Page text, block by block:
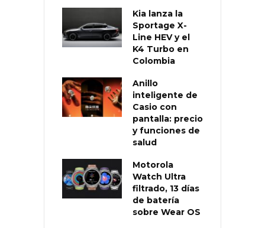
Kia lanza la
Sportage X-
Line HEV y el
K4 Turbo en
Colombia
Anillo
inteligente de
Casio con
pantalla: precio
y funciones de
salud
Motorola
Watch Ultra
filtrado, 13 días
de batería
sobre Wear OS